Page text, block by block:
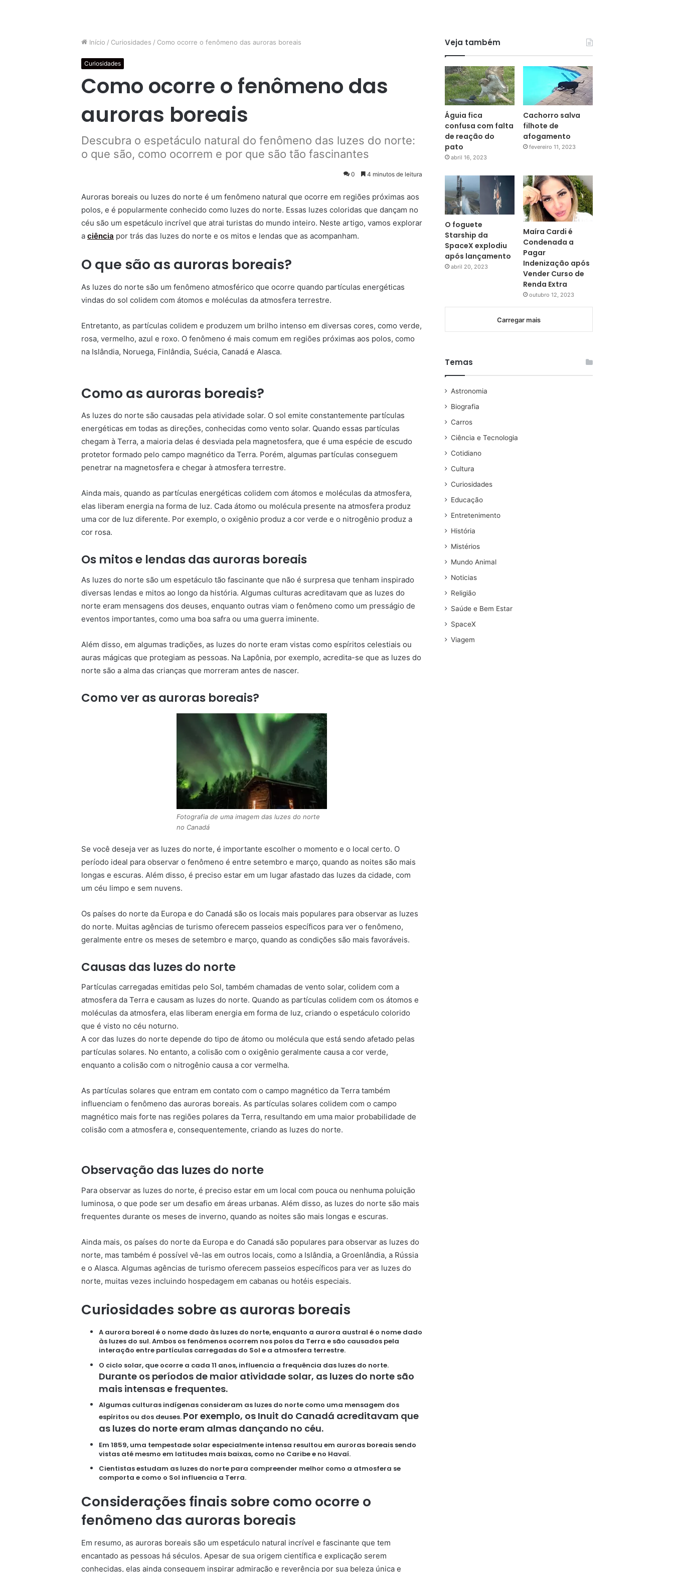
Início / Curiosidades / Como ocorre o fenômeno das auroras boreais
Curiosidades
Como ocorre o fenômeno das
auroras boreais
Descubra o espetáculo natural do fenômeno das luzes do norte:
o que são, como ocorrem e por que são tão fascinantes
0 4 minutos de leitura
Auroras boreais ou luzes do norte é um fenômeno natural que ocorre em regiões próximas aos
polos, e é popularmente conhecido como luzes do norte. Essas luzes coloridas que dançam no
céu são um espetáculo incrível que atrai turistas do mundo inteiro. Neste artigo, vamos explorar
a ciência por trás das luzes do norte e os mitos e lendas que as acompanham.
O que são as auroras boreais?
As luzes do norte são um fenômeno atmosférico que ocorre quando partículas energéticas
vindas do sol colidem com átomos e moléculas da atmosfera terrestre.
Entretanto, as partículas colidem e produzem um brilho intenso em diversas cores, como verde,
rosa, vermelho, azul e roxo. O fenômeno é mais comum em regiões próximas aos polos, como
na Islândia, Noruega, Finlândia, Suécia, Canadá e Alasca.
Como as auroras boreais?
As luzes do norte são causadas pela atividade solar. O sol emite constantemente partículas
energéticas em todas as direções, conhecidas como vento solar. Quando essas partículas
chegam à Terra, a maioria delas é desviada pela magnetosfera, que é uma espécie de escudo
protetor formado pelo campo magnético da Terra. Porém, algumas partículas conseguem
penetrar na magnetosfera e chegar à atmosfera terrestre.
Ainda mais, quando as partículas energéticas colidem com átomos e moléculas da atmosfera,
elas liberam energia na forma de luz. Cada átomo ou molécula presente na atmosfera produz
uma cor de luz diferente. Por exemplo, o oxigênio produz a cor verde e o nitrogênio produz a
cor rosa.
Os mitos e lendas das auroras boreais
As luzes do norte são um espetáculo tão fascinante que não é surpresa que tenham inspirado
diversas lendas e mitos ao longo da história. Algumas culturas acreditavam que as luzes do
norte eram mensagens dos deuses, enquanto outras viam o fenômeno como um presságio de
eventos importantes, como uma boa safra ou uma guerra iminente.
Além disso, em algumas tradições, as luzes do norte eram vistas como espíritos celestiais ou
auras mágicas que protegiam as pessoas. Na Lapônia, por exemplo, acredita-se que as luzes do
norte são a alma das crianças que morreram antes de nascer.
Como ver as auroras boreais?
Fotografia de uma imagem das luzes do norte
no Canadá
Se você deseja ver as luzes do norte, é importante escolher o momento e o local certo. O
período ideal para observar o fenômeno é entre setembro e março, quando as noites são mais
longas e escuras. Além disso, é preciso estar em um lugar afastado das luzes da cidade, com
um céu limpo e sem nuvens.
Os países do norte da Europa e do Canadá são os locais mais populares para observar as luzes
do norte. Muitas agências de turismo oferecem passeios específicos para ver o fenômeno,
geralmente entre os meses de setembro e março, quando as condições são mais favoráveis.
Causas das luzes do norte
Partículas carregadas emitidas pelo Sol, também chamadas de vento solar, colidem com a
atmosfera da Terra e causam as luzes do norte. Quando as partículas colidem com os átomos e
moléculas da atmosfera, elas liberam energia em forma de luz, criando o espetáculo colorido
que é visto no céu noturno.
A cor das luzes do norte depende do tipo de átomo ou molécula que está sendo afetado pelas
partículas solares. No entanto, a colisão com o oxigênio geralmente causa a cor verde,
enquanto a colisão com o nitrogênio causa a cor vermelha.
As partículas solares que entram em contato com o campo magnético da Terra também
influenciam o fenômeno das auroras boreais. As partículas solares colidem com o campo
magnético mais forte nas regiões polares da Terra, resultando em uma maior probabilidade de
colisão com a atmosfera e, consequentemente, criando as luzes do norte.
Observação das luzes do norte
Para observar as luzes do norte, é preciso estar em um local com pouca ou nenhuma poluição
luminosa, o que pode ser um desafio em áreas urbanas. Além disso, as luzes do norte são mais
frequentes durante os meses de inverno, quando as noites são mais longas e escuras.
Ainda mais, os países do norte da Europa e do Canadá são populares para observar as luzes do
norte, mas também é possível vê-las em outros locais, como a Islândia, a Groenlândia, a Rússia
e o Alasca. Algumas agências de turismo oferecem passeios específicos para ver as luzes do
norte, muitas vezes incluindo hospedagem em cabanas ou hotéis especiais.
Curiosidades sobre as auroras boreais
A aurora boreal é o nome dado às luzes do norte, enquanto a aurora austral é o nome dado
às luzes do sul. Ambos os fenômenos ocorrem nos polos da Terra e são causados pela
interação entre partículas carregadas do Sol e a atmosfera terrestre.
O ciclo solar, que ocorre a cada 11 anos, influencia a frequência das luzes do norte.
Durante os períodos de maior atividade solar, as luzes do norte são
mais intensas e frequentes.
Algumas culturas indígenas consideram as luzes do norte como uma mensagem dos
espíritos ou dos deuses. Por exemplo, os Inuit do Canadá acreditavam que
as luzes do norte eram almas dançando no céu.
Em 1859, uma tempestade solar especialmente intensa resultou em auroras boreais sendo
vistas até mesmo em latitudes mais baixas, como no Caribe e no Havaí.
Cientistas estudam as luzes do norte para compreender melhor como a atmosfera se
comporta e como o Sol influencia a Terra.
Considerações finais sobre como ocorre o
fenômeno das auroras boreais
Em resumo, as auroras boreais são um espetáculo natural incrível e fascinante que tem
encantado as pessoas há séculos. Apesar de sua origem científica e explicação serem
conhecidas, elas ainda conseguem inspirar admiração e reverência por sua beleza única e
Veja também
Águia fica
confusa com falta
de reação do
pato
abril 16, 2023
Cachorro salva
filhote de
afogamento
fevereiro 11, 2023
O foguete
Starship da
SpaceX explodiu
após lançamento
abril 20, 2023
Maíra Cardi é
Condenada a
Pagar
Indenização após
Vender Curso de
Renda Extra
outubro 12, 2023
Carregar mais
Temas
Astronomia
Biografia
Carros
Ciência e Tecnologia
Cotidiano
Cultura
Curiosidades
Educação
Entretenimento
História
Mistérios
Mundo Animal
Noticias
Religião
Saúde e Bem Estar
SpaceX
Viagem